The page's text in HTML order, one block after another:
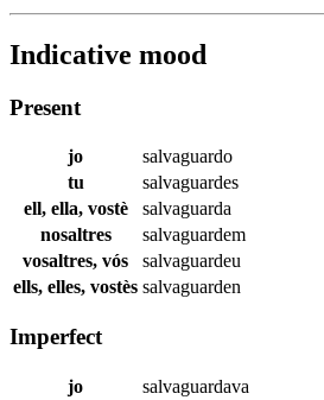
Indicative mood
Present
jo
salvaguardo
tu
salvaguardes
ell, ella, vostè
salvaguarda
nosaltres
salvaguardem
vosaltres, vós
salvaguardeu
ells, elles, vostès salvaguarden
Imperfect
jo
salvaguardava